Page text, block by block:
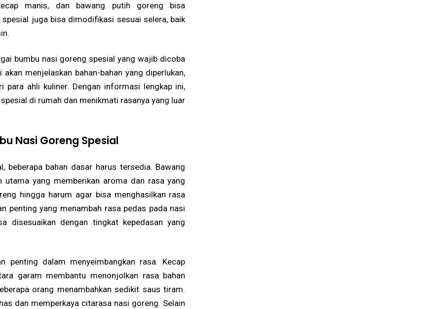
manis, dan bawang putih goreng bisa
juga bisa dimodifikasi sesuai selera, baik
bumbu nasi goreng spesial yang wajib dicoba
menjelaskan bahan-bahan yang diperlukan,
para ahli kuliner. Dengan informasi lengkap ini,
di rumah dan menikmati rasanya yang luar
Nasi Goreng Spesial
beberapa bahan dasar harus tersedia. Bawang
yang memberikan aroma dan rasa yang
hingga harum agar bisa menghasilkan rasa
penting yang menambah rasa pedas pada nasi
disesuaikan dengan tingkat kepedasan yang
penting dalam menyeimbangkan rasa. Kecap
garam membantu menonjolkan rasa bahan
orang menambahkan sedikit saus tiram.
dan memperkaya citarasa nasi goreng. Selain